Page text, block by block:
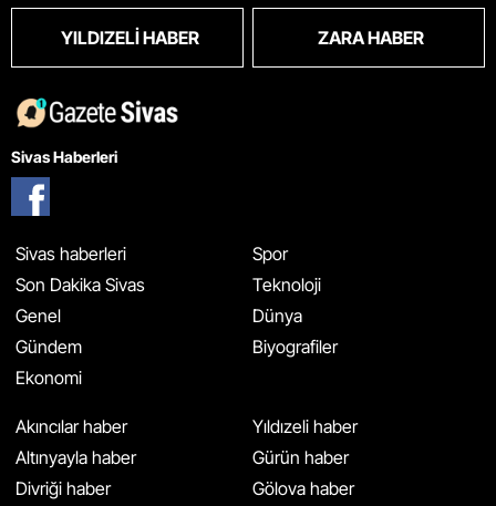
YILDIZELI HABER ZARA HABER
Sivas Haberleri
Sivas haberleri
Son Dakika Sivas
Genel
Gündem
Ekonomi
Spor
Teknoloji
Dünya
Biyografiler
Akıncılar haber
Altınyayla haber
Divriği haber
Yıldızeli haber
Gürün haber
Gölova haber